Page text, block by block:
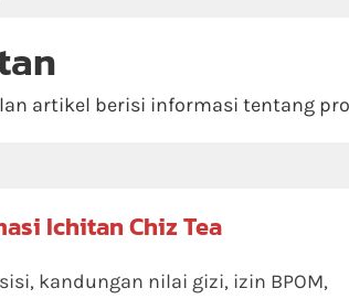
artikel berisi informasi tentang
Ichitan Chiz Tea
kandungan nilai gizi, izin BPOM,